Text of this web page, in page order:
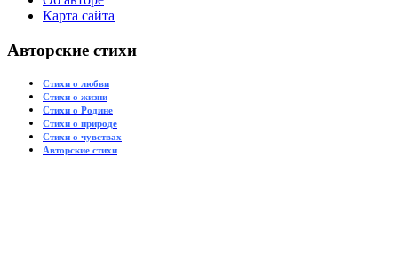
Карта сайта
Авторские стихи
Стихи о любви
Стихи о жизни
Стихи о Родине
Стихи о природе
Стихи о чувствах
Авторские стихи